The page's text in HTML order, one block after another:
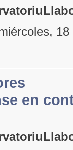
en